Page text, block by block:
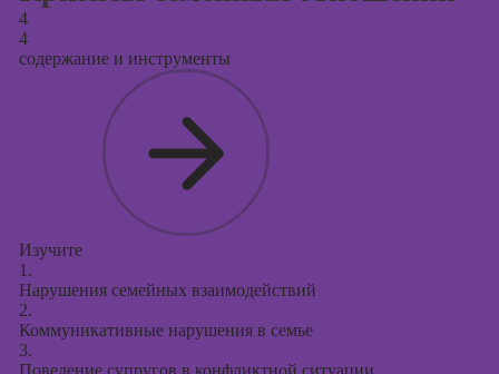
4
4
содержание и инструменты
Изучите
1.
Нарушения семейных взаимодействий
2.
Коммуникативные нарушения в семье
3.
Поведение супругов в конфликтной ситуации